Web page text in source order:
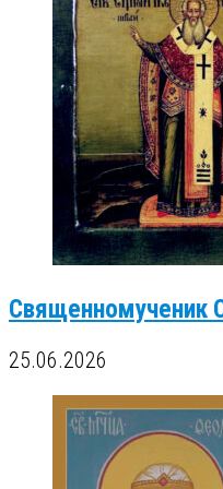
Священномученик
25.06.2026